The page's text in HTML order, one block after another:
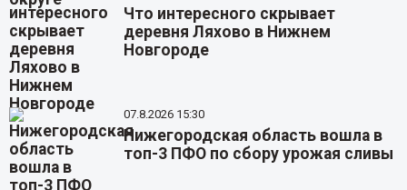
Что интересного скрывает
деревня Ляхово в Нижнем
Новгороде
07.8.2026 15:30
Нижегородская область вошла в
топ-3 ПФО по сбору урожая сливы